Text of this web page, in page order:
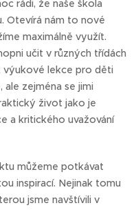
rádi, že naše škola
Otevírá nám to nové
maximálně využít.
učit v různých třídách
výukové lekce pro děti
zejména se jimi
život jako je
a kritického uvažování
můžeme potkávat
inspirací. Nejinak tomu
jsme navštívili v